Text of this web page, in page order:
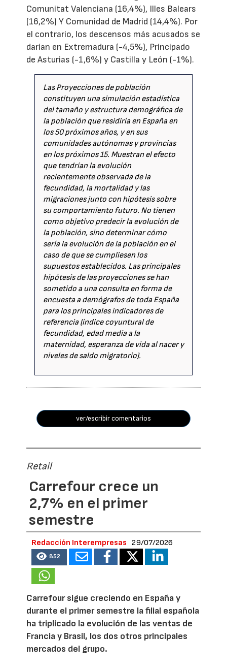
Comunitat Valenciana (16,4%), Illes Balears
(16,2%) Y Comunidad de Madrid (14,4%). Por
el contrario, los descensos más acusados se
darían en Extremadura (-4,5%), Principado
de Asturias (-1,6%) y Castilla y León (-1%).
Las Proyecciones de población
constituyen una simulación estadística
del tamaño y estructura demográfica de
la población que residiría en España en
los 50 próximos años, y en sus
comunidades autónomas y provincias
en los próximos 15. Muestran el efecto
que tendrían la evolución
recientemente observada de la
fecundidad, la mortalidad y las
migraciones junto con hipótesis sobre
su comportamiento futuro. No tienen
como objetivo predecir la evolución de
la población, sino determinar cómo
sería la evolución de la población en el
caso de que se cumpliesen los
supuestos establecidos. Las principales
hipótesis de las proyecciones se han
sometido a una consulta en forma de
encuesta a demógrafos de toda España
para los principales indicadores de
referencia (índice coyuntural de
fecundidad, edad media a la
maternidad, esperanza de vida al nacer y
niveles de saldo migratorio).
ver/escribir comentarios
Retail
Carrefour crece un
2,7% en el primer
semestre
Redacción Interempresas 29/07/2026
852
Carrefour sigue creciendo en España y
durante el primer semestre la filial española
ha triplicado la evolución de las ventas de
Francia y Brasil, los dos otros principales
mercados del grupo.